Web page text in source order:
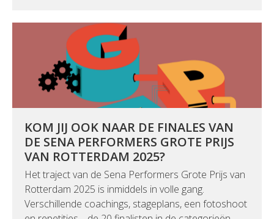
KOM JIJ OOK NAAR DE FINALES VAN
DE SENA PERFORMERS GROTE PRIJS
VAN ROTTERDAM 2025?
Het traject van de Sena Performers Grote Prijs van
Rotterdam 2025 is inmiddels in volle gang.
Verschillende coachings, stageplans, een fotoshoot